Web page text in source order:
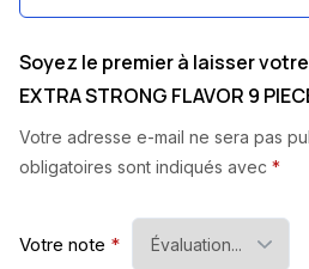
Soyez le premier à laisser votre
EXTRA STRONG FLAVOR 9
Votre adresse e-mail ne sera pas
obligatoires sont indiqués avec *
Votre note *